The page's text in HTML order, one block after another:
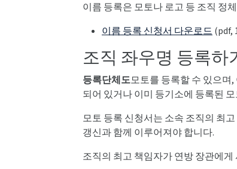
이름 등록은 모토나 로고 등 조직 정
이름 등록 신청서 다운로드 (pdf,
조직 좌우명 등록하
등록단체도모토를 등록할 수 있으며
되어 있거나 이미 등기소에 등록된
모토 등록 신청서는 소속 조직의 최
갱신과 함께 이루어져야 합니다.
조직의 최고 책임자가 연방 장관에